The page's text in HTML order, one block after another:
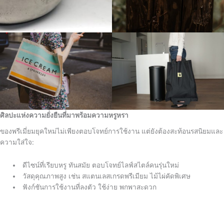
ศิลปะแห่งความยั่งยืนที่มาพร้อมความหรูหรา
ของพรีเมี่ยมยุคใหม่ไม่เพียงตอบโจทย์การใช้งาน แต่ยังต้องสะท้อนรสนิยมและ
ความใส่ใจ:
ดีไซน์ที่เรียบหรู ทันสมัย ตอบโจทย์ไลฟ์สไตล์คนรุ่นใหม่
วัสดุคุณภาพสูง เช่น สแตนเลสเกรดพรีเมียม ไม้ไผ่คัดพิเศษ
ฟังก์ชันการใช้งานที่ลงตัว ใช้ง่าย พกพาสะดวก